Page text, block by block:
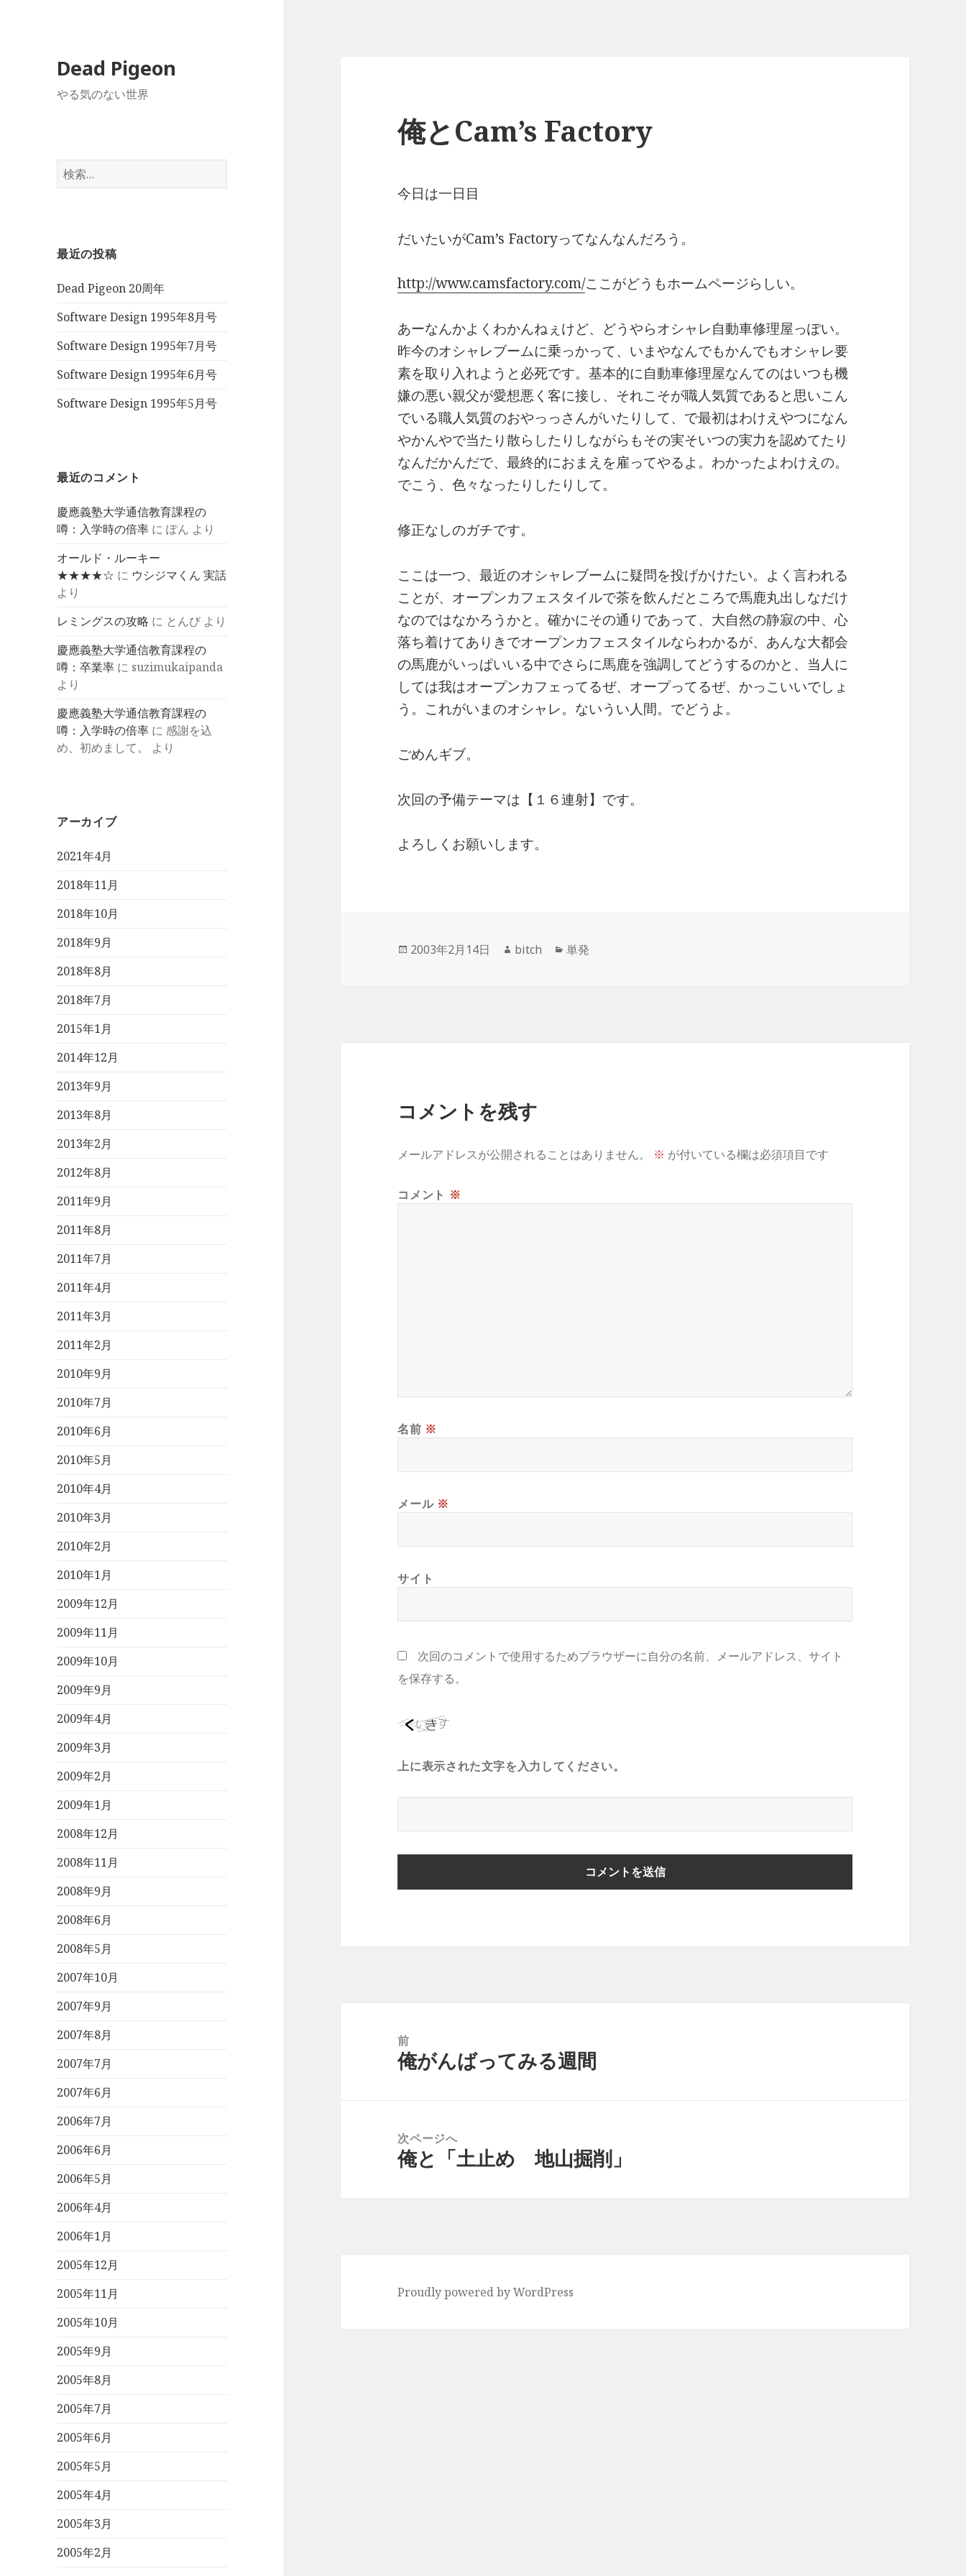
Dead Pigeon
やる気のない世界
検
索:
最近の投稿
Dead Pigeon 20周年
Software Design 1995年8月号
Software Design 1995年7月号
Software Design 1995年6月号
Software Design 1995年5月号
最近のコメント
慶應義塾大学通信教育課程の
噂：入学時の倍率 にぽん より
オールド・ルーキー
★★★★☆ に ウシジマくん 実話
より
レミングスの攻略 に とんび より
慶應義塾大学通信教育課程の
噂：卒業率 に suzimukaipanda
より
慶應義塾大学通信教育課程の
噂：入学時の倍率 に 感謝を込
め、初めまして。
より
アーカイブ
2021年4月
2018年11月
2018年10月
2018年9月
2018年8月
2018年7月
2015年1月
2014年12月
2013年9月
2013年8月
2013年2月
2012年8月
2011年9月
2011年8月
2011年7月
2011年4月
2011年3月
2011年2月
2010年9月
2010年7月
2010年6月
2010年5月
2010年4月
2010年3月
2010年2月
2010年1月
2009年12月
2009年11月
2009年10月
2009年9月
2009年4月
2009年3月
2009年2月
2009年1月
2008年12月
2008年11月
2008年9月
2008年6月
2008年5月
2007年10月
2007年9月
2007年8月
2007年7月
2007年6月
2006年7月
2006年6月
2006年5月
2006年4月
2006年1月
2005年12月
2005年11月
2005年10月
2005年9月
2005年8月
2005年7月
2005年6月
2005年5月
2005年4月
2005年3月
2005年2月
俺とCam’s Factory
今日は一日目
だいたいがCam’s Factoryってなんなんだろう。
http://www.camsfactory.com/ここがどうもホームページらしい。
あーなんかよくわかんねぇけど、どうやらオシャレ自動車修理屋っぽい。
昨今のオシャレブームに乗っかって、いまやなんでもかんでもオシャレ要
素を取り入れようと必死です。基本的に自動車修理屋なんてのはいつも機
嫌の悪い親父が愛想悪く客に接し、それこそが職人気質であると思いこん
でいる職人気質のおやっっさんがいたりして、で最初はわけえやつになん
やかんやで当たり散らしたりしながらもその実そいつの実力を認めてたり
なんだかんだで、最終的におまえを雇ってやるよ。わかったよわけえの。
でこう、色々なったりしたりして。
修正なしのガチです。
ここは一つ、最近のオシャレブームに疑問を投げかけたい。よく言われる
ことが、オープンカフェスタイルで茶を飲んだところで馬鹿丸出しなだけ
なのではなかろうかと。確かにその通りであって、大自然の静寂の中、心
落ち着けてありきでオープンカフェスタイルならわかるが、あんな大都会
の馬鹿がいっぱいいる中でさらに馬鹿を強調してどうするのかと、当人に
しては我はオープンカフェってるぜ、オープってるぜ、かっこいいでしょ
う。これがいまのオシャレ。ないうい人間。でどうよ。
ごめんギブ。
次回の予備テーマは【１６連射】です。
よろしくお願いします。
投
2003年2月14日
作
bitch
カ
単発
コメントを残す
メールアドレスが公開されることはありません。 ※ が付いている欄は必須項目です
コメント ※
名前 ※
メール ※
サイト
次回のコメントで使用するためブラウザーに自分の名前、メールアドレス、サイト
を保存する。
上に表示された文字を入力してください。
前
前
俺がんばってみる週間
次ページへ
次
俺と「土止め 地山掘削」
Proudly powered by WordPress